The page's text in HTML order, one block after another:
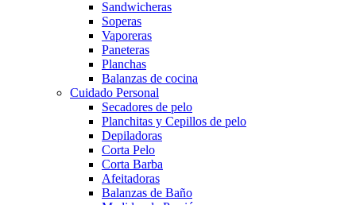
Sandwicheras
Soperas
Vaporeras
Paneteras
Planchas
Balanzas de cocina
Cuidado Personal
Secadores de pelo
Planchitas y Cepillos de pelo
Depiladoras
Corta Pelo
Corta Barba
Afeitadoras
Balanzas de Baño